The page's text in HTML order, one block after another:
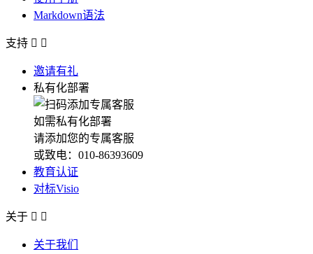
Markdown语法
支持  
邀请有礼
私有化部署
如需私有化部署
请添加您的专属客服
或致电：010-86393609
教育认证
对标Visio
关于  
关于我们